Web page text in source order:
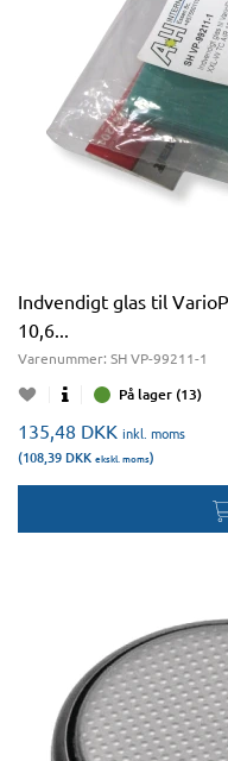
Indvendigt glas til
10,6...
Varenummer: SH VP-99211-1
På lager (13)
135,48 DKK inkl. moms
(108,39 DKK ekskl. moms)